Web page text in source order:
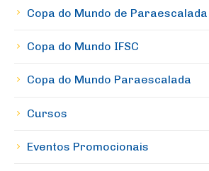
Copa do Mundo de Paraescalada
Copa do Mundo IFSC
Copa do Mundo Paraescalada
Cursos
Eventos Promocionais